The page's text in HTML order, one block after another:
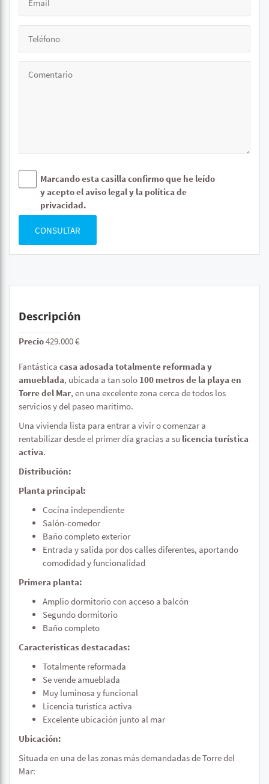
Marcando esta casilla confirmo que he leído
y acepto el aviso legal y la política de
privacidad.
CONSULTAR
Descripción
Precio429.000 €
Fantástica casa adosada totalmente reformada y
amueblada, ubicada a tan solo 100 metros de la playa en
Torre del Mar, en una excelente zona cerca de todos los
servicios y del paseo marítimo.
Una vivienda lista para entrar a vivir o comenzar a
rentabilizar desde el primer día gracias a su licencia turística
activa.
Distribución:
Planta principal:
Cocina independiente
Salón-comedor
Baño completo exterior
Entrada y salida por dos calles diferentes, aportando
comodidad y funcionalidad
Primera planta:
Amplio dormitorio con acceso a balcón
Segundo dormitorio
Baño completo
Características destacadas:
Totalmente reformada
Se vende amueblada
Muy luminosa y funcional
Licencia turística activa
Excelente ubicación junto al mar
Ubicación:
Situada en una de las zonas más demandadas de Torre del
Mar: